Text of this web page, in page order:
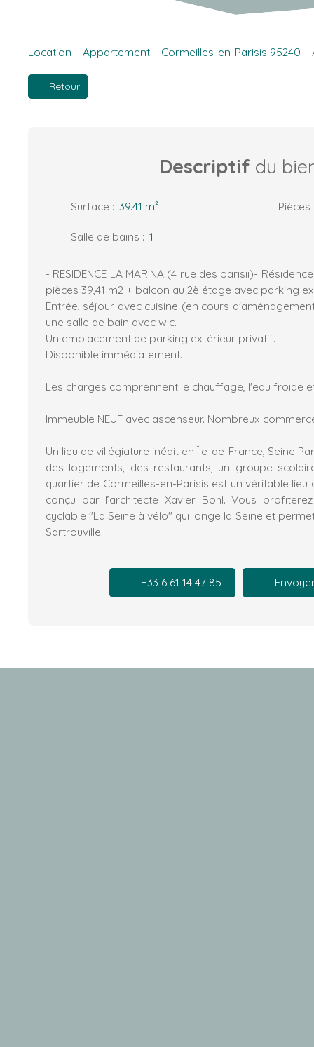
Location Appartement Cormeilles-en-Parisis 95240
Retour
Descriptif du
Surface : 39.41 m² Pièces
Salle de bains : 1
- RESIDENCE LA MARINA (4 rue des parisii)-
pièces 39,41 m2 + balcon au 2è étage avec parking
Entrée, séjour avec cuisine (en cours
une salle de bain avec w.c.
Un emplacement de parking extérieur privatif.
Disponible immédiatement.
Les charges comprennent le chauffage, l'eau froide
Immeuble NEUF avec ascenseur. Nombreux
Un lieu de villégiature inédit en Île-de-France, Seine
des logements, des restaurants, un groupe
quartier de Cormeilles-en-Parisis est un véritable lieu
conçu par l’architecte Xavier Bohl. Vous
cyclable "La Seine à vélo" qui longe la Seine et
Sartrouville.
+33 6 61 14 47 85